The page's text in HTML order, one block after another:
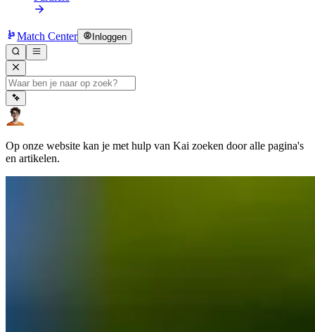
Match Center Inloggen
Op onze website kan je met hulp van Kai zoeken door alle pagina's
en artikelen.